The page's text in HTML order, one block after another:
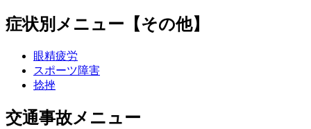
症状別メニュー【その他】
眼精疲労
スポーツ障害
捻挫
交通事故メニュー